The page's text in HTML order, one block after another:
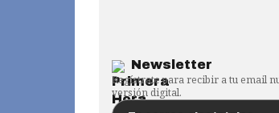
Newsletter
Regístrate para recibir a tu email
versión digital.